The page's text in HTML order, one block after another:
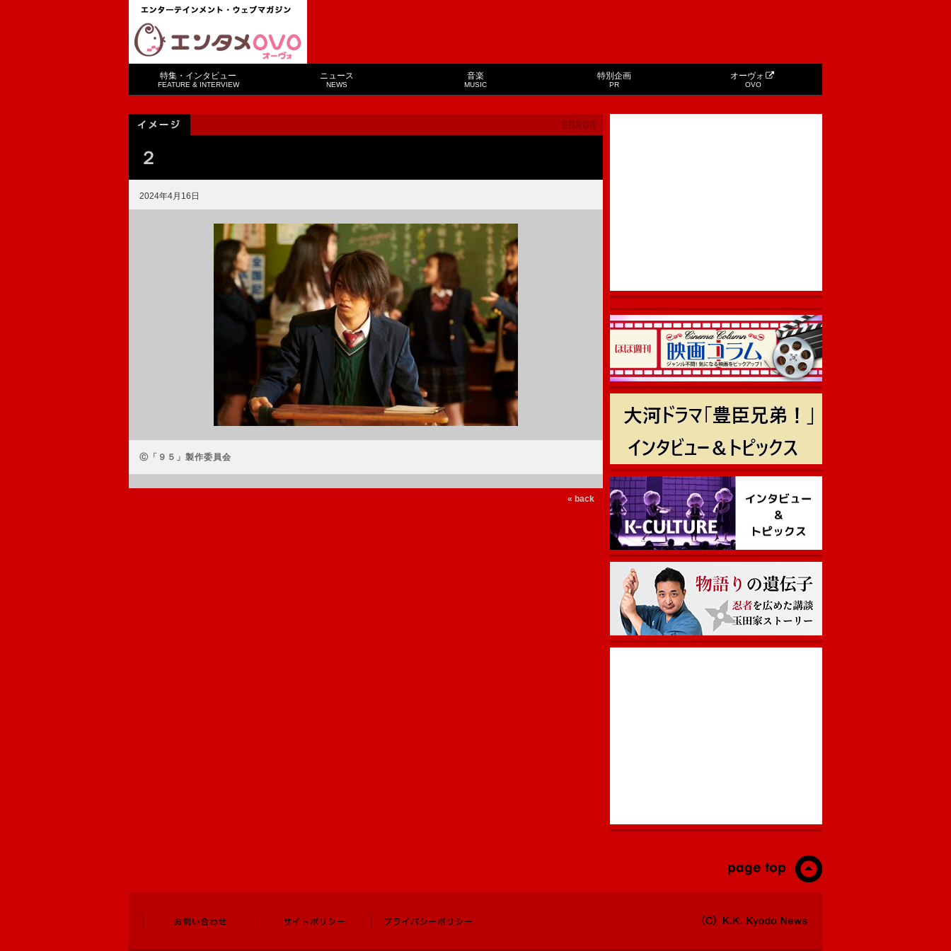
特集・インタビュー
FEATURE & INTERVIEW
ニュース
NEWS
音楽
MUSIC
特別企画
PR
オーヴォ
OVO
２
2024年4月16日
Ⓒ「９５」製作委員会
« back